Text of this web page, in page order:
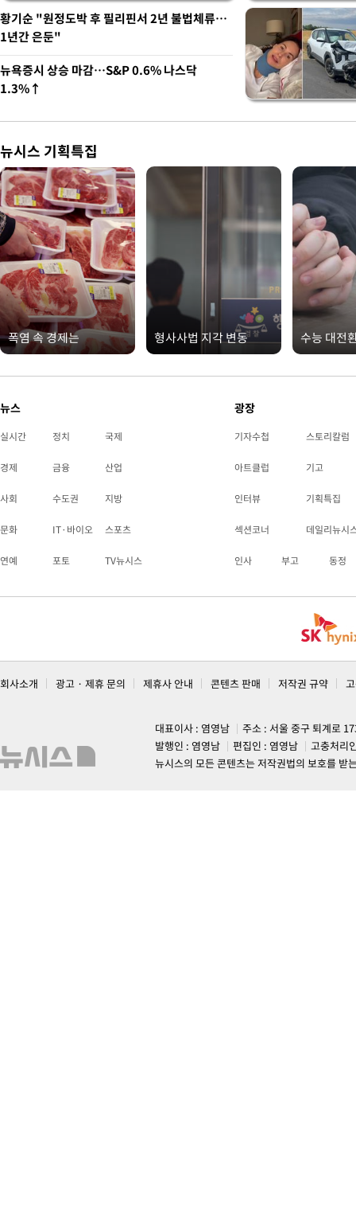
황기순 "원정도박 후 필리핀서 2년 불법체류…
1년간 은둔"
뉴욕증시 상승 마감…S&P 0.6% 나스닥
1.3%↑
뉴시스 기획특집
폭염 속 경제는 형사사법 지각 변동 수능 대전
뉴스
실시간 정치 국제
경제 금융 산업
사회 수도권 지방
문화 IT·바이오 스포츠
연예 포토 TV뉴시스
광장
기자수첩 스토리칼럼
아트클럽 기고
인터뷰 기획특집
섹션코너 데일리뉴시
인사 부고 동정
회사소개 광고 · 제휴 문의 제휴사 안내 콘텐츠 판매 저작권 규약
대표이사 : 염영남
주소 : 서울 중구 퇴계로
발행인 : 염영남
편집인 : 염영남
고충처리
뉴시스의 모든 콘텐츠는 저작권법의 보호를